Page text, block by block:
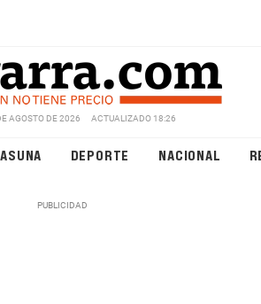
AGOSTO DE 2026 ACTUALIZADO 18:26
DEPORTE NACIONAL